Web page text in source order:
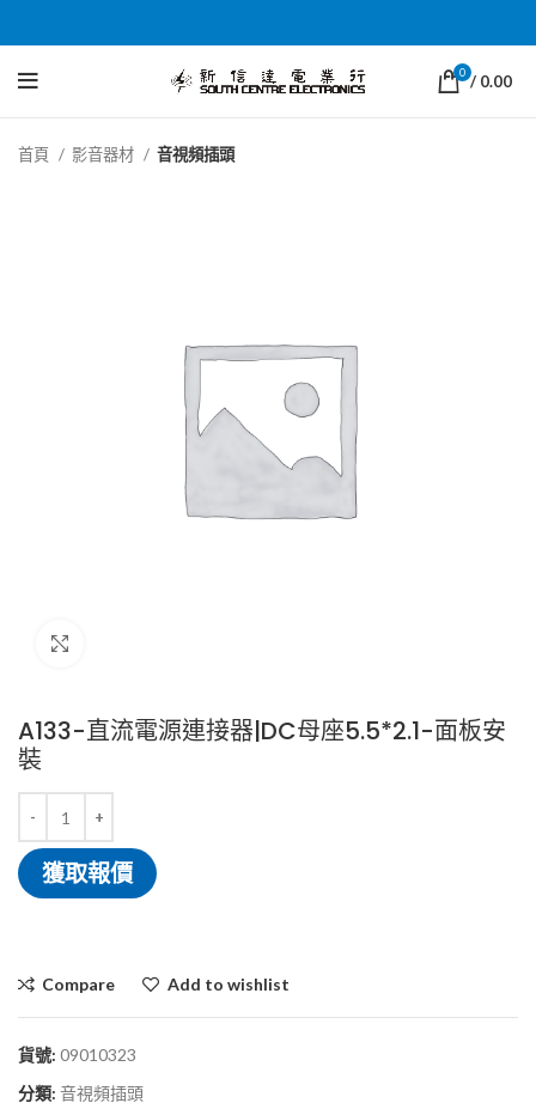
0 / 0.00
首頁 影音器材 音視頻插頭
A133-直流電源連接器|DC母座5.5*2.1-面板安
裝
獲取報價
Compare Add to wishlist
貨號: 09010323
分類: 音視頻插頭